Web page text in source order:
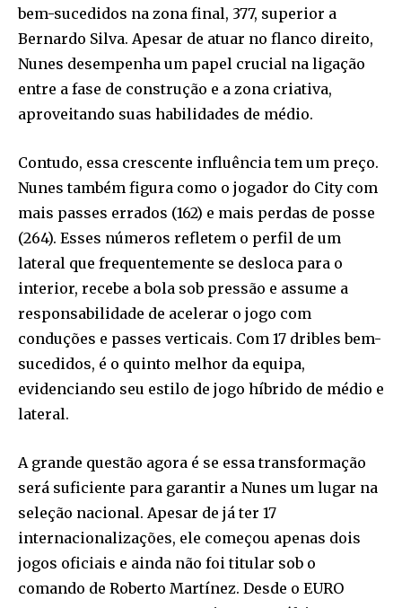
bem-sucedidos na zona final, 377, superior a
Bernardo Silva. Apesar de atuar no flanco direito,
Nunes desempenha um papel crucial na ligação
entre a fase de construção e a zona criativa,
aproveitando suas habilidades de médio.
Contudo, essa crescente influência tem um preço.
Nunes também figura como o jogador do City com
mais passes errados (162) e mais perdas de posse
(264). Esses números refletem o perfil de um
lateral que frequentemente se desloca para o
interior, recebe a bola sob pressão e assume a
responsabilidade de acelerar o jogo com
conduções e passes verticais. Com 17 dribles bem-
sucedidos, é o quinto melhor da equipa,
evidenciando seu estilo de jogo híbrido de médio e
lateral.
A grande questão agora é se essa transformação
será suficiente para garantir a Nunes um lugar na
seleção nacional. Apesar de já ter 17
internacionalizações, ele começou apenas dois
jogos oficiais e ainda não foi titular sob o
comando de Roberto Martínez. Desde o EURO